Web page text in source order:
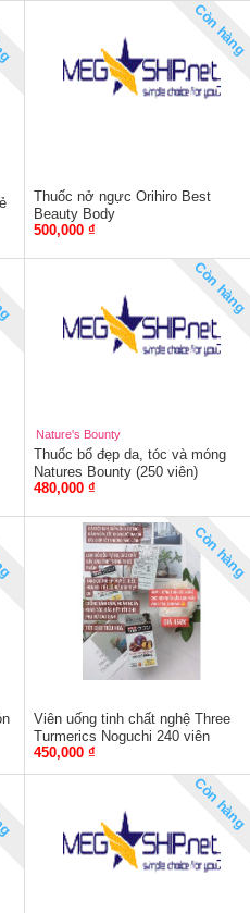
Còn hàng
Thuốc nở ngực Orihiro Best
Beauty Body
500,000 ₫
Còn hàng
Nature's Bounty
Thuốc bổ đẹp da, tóc và móng
Natures Bounty (250 viên)
480,000 ₫
Còn hàng
Viên uống tinh chất nghệ Three
Turmerics Noguchi 240 viên
450,000 ₫
Còn hàng